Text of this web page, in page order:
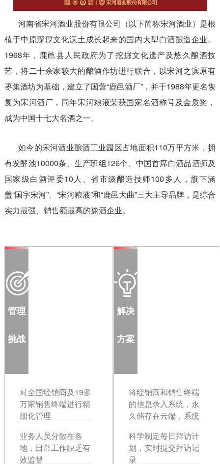
河南省宋河酒业股份有限公司（以下简称宋河酒业）是根
植于中原深厚文化沃土成长起来的国内大型白酒酿造企业。
1968年，鹿邑县人民政府为了挖掘文化遗产及悠久酿酒技
艺，将二十余家较大的酿酒作坊进行联合，以宋河之滨原有
枣集酒坊为基础，建立了国营“鹿邑酒厂”，并于1988年更名恢
复为宋河酒厂，同年宋河粮液荣获国家名酒称号及金质奖，
成为中国十七大名酒之一。
如今的宋河酒业酿酒工业园区占地面积110万平方米，拥
有发酵池10000条、生产班组126个、中国首席白酒品酒师及
国家级白酒评委10人、省市级酿造技师100多人，旗下涵
盖“国字宋河”、“宋河粮液”和“鹿邑大曲”三大主导品牌，是综合
实力最强、销售额最高的豫酒企业。
管理
挑战
对全国经销商及19多
万家销售终端进行精
细化管理
业务人员分散在各
地，日常工作缺乏有
效监督
解决
方案
将经销商和销售终端
的信息录入系统，永
久储存在云端，系统
其地理位置信息
科学制定每日拜访计
划，实时提交拜访记
录